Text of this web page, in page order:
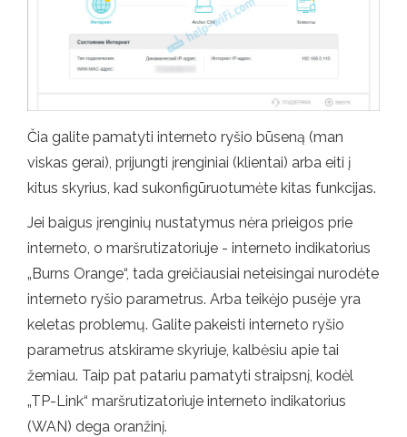
Čia galite pamatyti interneto ryšio būseną (man
viskas gerai), prijungti įrenginiai (klientai) arba eiti į
kitus skyrius, kad sukonfigūruotumėte kitas funkcijas.
Jei baigus įrenginių nustatymus nėra prieigos prie
interneto, o maršrutizatoriuje - interneto indikatorius
„Burns Orange“, tada greičiausiai neteisingai nurodėte
interneto ryšio parametrus. Arba teikėjo pusėje yra
keletas problemų. Galite pakeisti interneto ryšio
parametrus atskirame skyriuje, kalbėsiu apie tai
žemiau. Taip pat patariu pamatyti straipsnį, kodėl
„TP-Link“ maršrutizatoriuje interneto indikatorius
(WAN) dega oranžinį.